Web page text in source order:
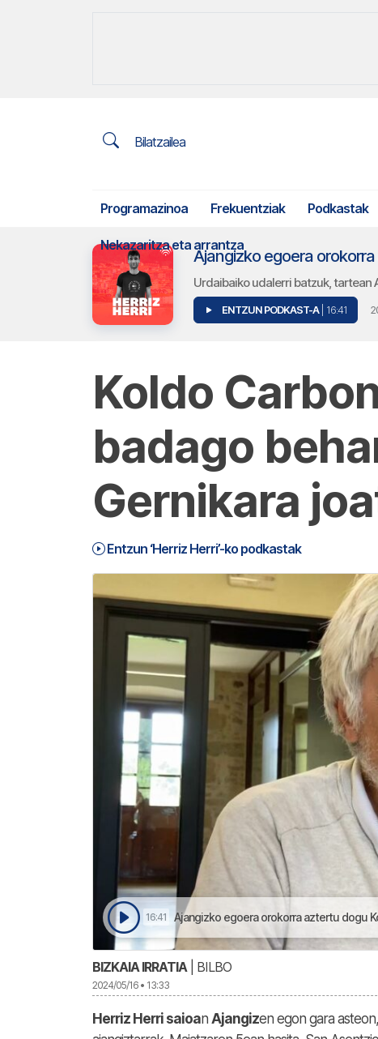
Bilatzailea
Programazinoa Frekuentziak Podkastak
Nekazaritza eta arrantza
Ajangizko egoera
Urdaibaiko udalerri batzuk, tartean
ENTZUN PODKAST-A | 16:41
Koldo
badago
Gernikara
Entzun ‘Herriz Herri’-ko podkastak
16:41 Ajangizko egoera orokorra aztertu dogu
BIZKAIA IRRATIA| BILBO
2024/05/16 • 13:33
Herriz Herri saioan Ajangizen egon gara